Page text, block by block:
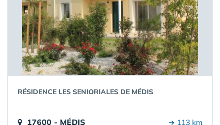
RÉSIDENCE LES SENIORIALES DE MÉDIS
17600 - MÉDIS ➔ 113 km